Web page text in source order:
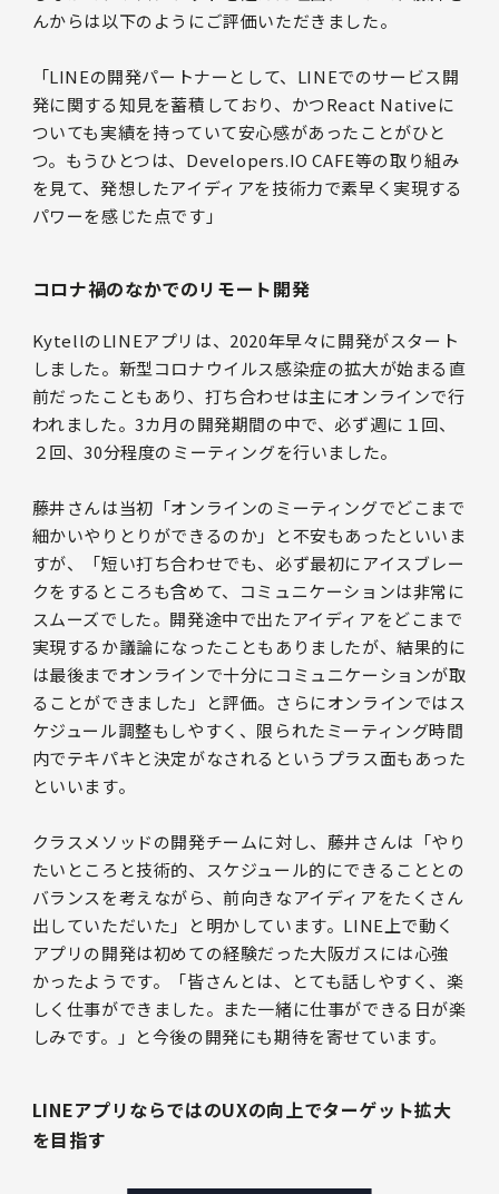
んからは以下のようにご評価いただきました。
「LINEの開発パートナーとして、LINEでのサービス開
発に関する知見を蓄積しており、かつReact Nativeに
ついても実績を持っていて安心感があったことがひと
つ。もうひとつは、Developers.IO CAFE等の取り組み
を見て、発想したアイディアを技術力で素早く実現する
パワーを感じた点です」
コロナ禍のなかでのリモート開発
KytellのLINEアプリは、2020年早々に開発がスタート
しました。新型コロナウイルス感染症の拡大が始まる直
前だったこともあり、打ち合わせは主にオンラインで行
われました。3カ月の開発期間の中で、必ず週に１回、
２回、30分程度のミーティングを行いました。
藤井さんは当初「オンラインのミーティングでどこまで
細かいやりとりができるのか」と不安もあったといいま
すが、「短い打ち合わせでも、必ず最初にアイスブレー
クをするところも含めて、コミュニケーションは非常に
スムーズでした。開発途中で出たアイディアをどこまで
実現するか議論になったこともありましたが、結果的に
は最後までオンラインで十分にコミュニケーションが取
ることができました」と評価。さらにオンラインではス
ケジュール調整もしやすく、限られたミーティング時間
内でテキパキと決定がなされるというプラス面もあった
といいます。
クラスメソッドの開発チームに対し、藤井さんは「やり
たいところと技術的、スケジュール的にできることとの
バランスを考えながら、前向きなアイディアをたくさん
出していただいた」と明かしています。LINE上で動く
アプリの開発は初めての経験だった大阪ガスには心強
かったようです。「皆さんとは、とても話しやすく、楽
しく仕事ができました。また一緒に仕事ができる日が楽
しみです。」と今後の開発にも期待を寄せています。
LINEアプリならではのUXの向上でターゲット拡大
を目指す